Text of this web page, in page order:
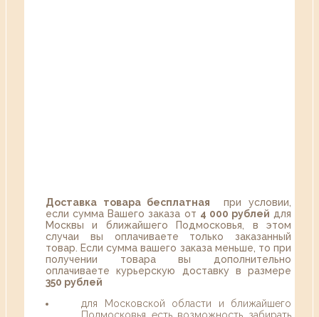
Доставка товара бесплатная при условии,
если сумма Вашего заказа от 4 000 рублей для
Москвы и ближайшего Подмосковья, в этом
случаи вы оплачиваете только заказанный
товар. Если сумма вашего заказа меньше, то при
получении товара вы дополнительно
оплачиваете курьерскую доставку в размере
350 рублей
для Московской области и ближайшего